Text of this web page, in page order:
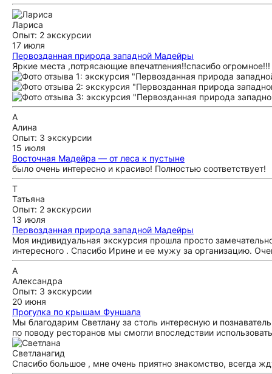
Лариса
Опыт: 2 экскурсии
17 июля
Первозданная природа западной Мадейры
Яркие места ,потрясающие впечатления!!спасибо огромное!!!
А
Алина
Опыт: 3 экскурсии
15 июля
Восточная Мадейра — от леса к пустыне
было очень интересно и красиво! Полностью соответствует!
Т
Татьяна
Опыт: 2 экскурсии
13 июля
Первозданная природа западной Мадейры
Моя индивидуальная экскурсия прошла просто
интересного . Спасибо Ирине и ее мужу за организацию.
А
Александра
Опыт: 3 экскурсии
20 июня
Прогулка по крышам Фуншала
Мы благодарим Светлану за столь интересную и
по поводу ресторанов мы смогли впоследствии
Светланагид
Спасибо большое , мне очень приятно знакомство, всегда